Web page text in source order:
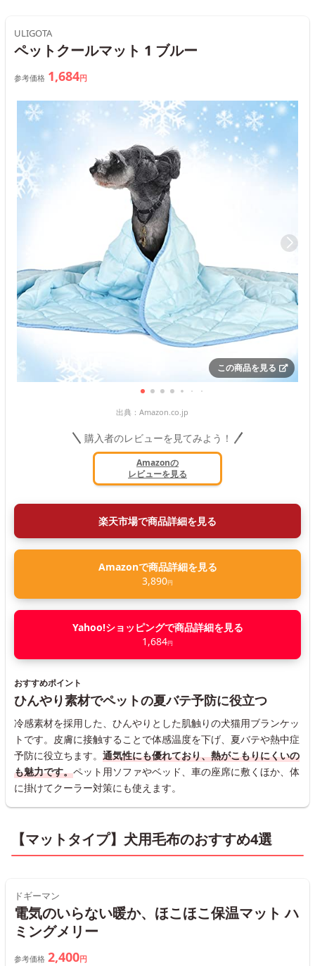
ULIGOTA
ペットクールマット 1 ブルー
参考価格 1,684円
この商品を見る
出典： Amazon.co.jp
購入者のレビューを見てみよう！
Amazonの
レビューを見る
楽天市場で商品詳細を見る
Amazonで商品詳細を見る
3,890円
Yahoo!ショッピングで商品詳細を見る
1,684円
おすすめポイント
ひんやり素材でペットの夏バテ予防に役立つ
冷感素材を採用した、ひんやりとした肌触りの犬猫用ブランケッ
トです。皮膚に接触することで体感温度を下げ、夏バテや熱中症
予防に役立ちます。 通気性にも優れており、熱がこもりにくいの
も魅力です。ペット用ソファやベッド、車の座席に敷くほか、体
に掛けてクーラー対策にも使えます。
【マットタイプ】犬用毛布のおすすめ4選
ドギーマン
電気のいらない暖か、ほこほこ保温マット ハ
ミングメリー
参考価格 2,400円